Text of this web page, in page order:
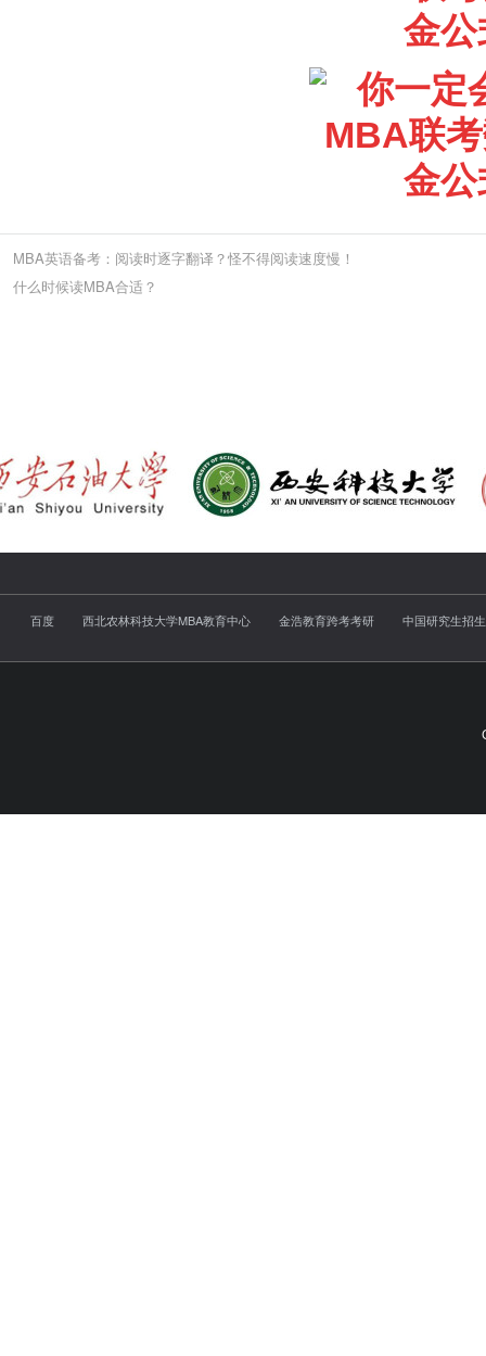
MBA英语备考：阅读时逐字翻译？怪不得阅读速度慢！
什么时候读MBA合适？
百度 西北农林科技大学MBA教育中心 金浩教育跨考考研 中国研究生招